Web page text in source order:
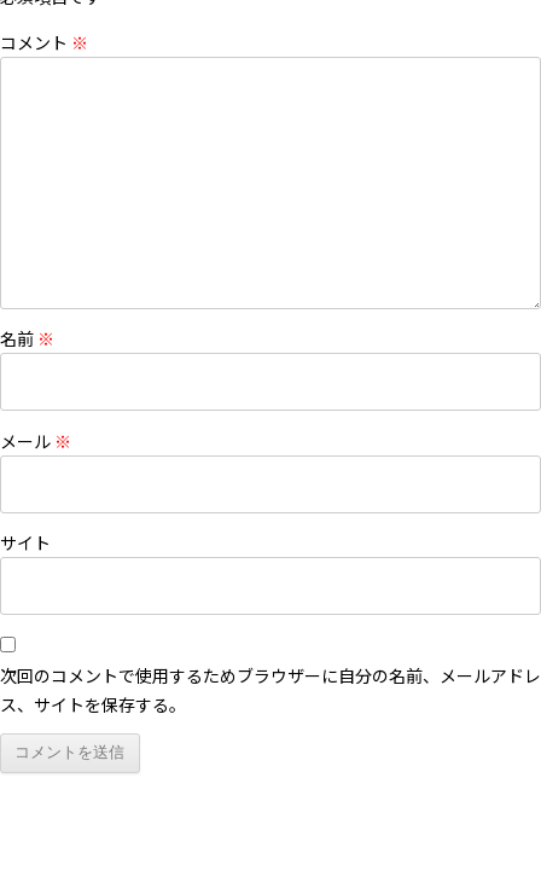
コメント ※
名前 ※
メール ※
サイト
次回のコメントで使用するためブラウザーに自分の名前、メールアドレ
ス、サイトを保存する。